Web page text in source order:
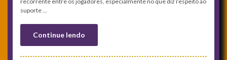
suporte …
Continue lendo